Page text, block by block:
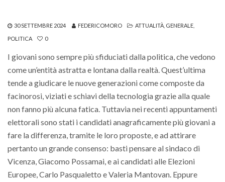
30 SETTEMBRE 2024 FEDERICOMORO ATTUALITÀ GENERALE
POLITICA
0
I giovani sono sempre più sfiduciati dalla politica, che vedono
come un’entità astratta e lontana dalla realtà. Quest’ultima
tende a giudicare le nuove generazioni come composte da
facinorosi, viziati e schiavi della tecnologia grazie alla quale
non fanno più alcuna fatica. Tuttavia nei recenti appuntamenti
elettorali sono stati i candidati anagraficamente più giovani a
fare la differenza, tramite le loro proposte, e ad attirare
pertanto un grande consenso: basti pensare al sindaco di
Vicenza, Giacomo Possamai, e ai candidati alle Elezioni
Europee, Carlo Pasqualetto e Valeria Mantovan. Eppure